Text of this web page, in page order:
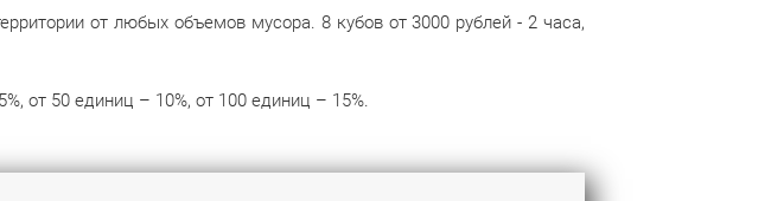
от любых объемов мусора. 8 кубов от 3000 рублей - 2 часа,
от 50 единиц – 10%, от 100 единиц – 15%.